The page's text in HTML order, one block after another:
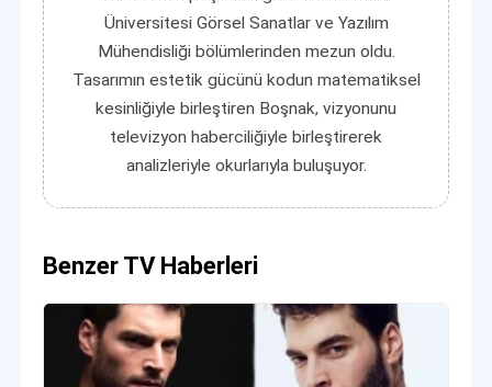
Üniversitesi Görsel Sanatlar ve Yazılım
Mühendisliği bölümlerinden mezun oldu.
Tasarımın estetik gücünü kodun matematiksel
kesinliğiyle birleştiren Boşnak, vizyonunu
televizyon haberciliğiyle birleştirerek
analizleriyle okurlarıyla buluşuyor.
Benzer TV Haberleri